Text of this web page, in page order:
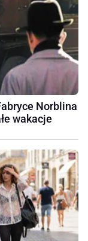
Norblina
wakacje